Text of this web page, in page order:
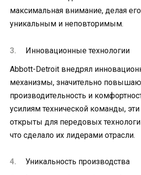
максимальная внимание, делая
уникальным и неповторимым.
Инновационные технологии
Abbott-Detroit внедрял
механизмы, значительно
производительность и
усилиям технической команды,
открыты для передовых
что сделало их лидерами отрасли.
Уникальность производства